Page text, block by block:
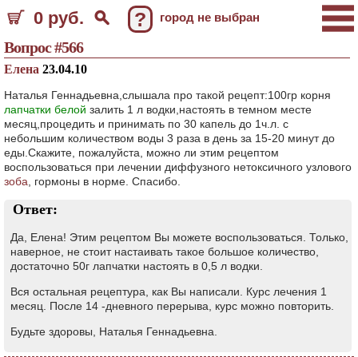
0 руб. ? город не выбран
Вопрос #566
Елена 23.04.10
Наталья Геннадьевна,слышала про такой рецепт:100гр корня
лапчатки белой залить 1 л водки,настоять в темном месте
месяц,процедить и принимать по 30 капель до 1ч.л. с
небольшим количеством воды 3 раза в день за 15-20 минут до
еды.Скажите, пожалуйста, можно ли этим рецептом
воспользоваться при лечении диффузного нетоксичного узлового
зоба , гормоны в норме. Спасибо.
Ответ:
Да, Елена! Этим рецептом Вы можете воспользоваться. Только,
наверное, не стоит настаивать такое большое количество,
достаточно 50г лапчатки настоять в 0,5 л водки.
Вся остальная рецептура, как Вы написали. Курс лечения 1
месяц. После 14 -дневного перерыва, курс можно повторить.
Будьте здоровы, Наталья Геннадьевна.